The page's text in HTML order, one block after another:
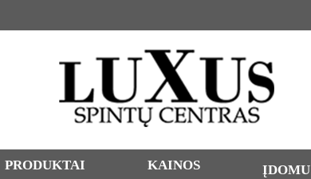
PRODUKTAI KAINOS ĮDOMU